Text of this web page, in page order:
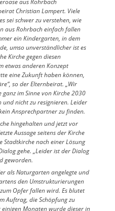
aus Rohrbach
Christian Lampert. Viele
sei schwer zu verstehen, wie
aus Rohrbach einfach fallen
ein Kindergarten, in dem
umso unverständlicher ist es
Kirche gegen diesen
etwas anderen Konzept
eine Zukunft haben können,
so der Elternbeirat. „Wir
im Sinne von Kirche 2030
nicht zu resignieren. Leider
Ansprechpartner zu finden.
hingehalten und jetzt vor
Aussage seitens der Kirche
Stadtkirche nach einer Lösung
gehe. „Leider ist der Dialog
geworden.
als Naturgarten angelegte und
den Umstrukturierungen
Opfer fallen wird. Es blutet
Auftrag, die Schöpfung zu
Monaten wurde dieser in